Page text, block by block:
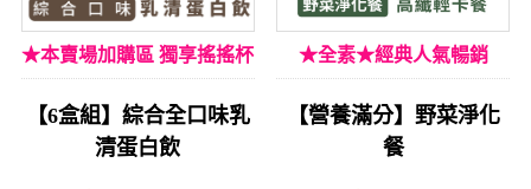
★本賣場加購區 獨享搖搖杯
加購價★
【6盒組】綜合全口味乳
清蛋白飲
★全素★經典人氣暢銷
【營養滿分】野菜淨化
餐